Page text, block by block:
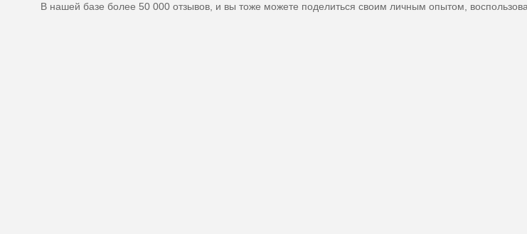
В нашей базе более 50 000 отзывов, и вы тоже можете поделиться своим личным опытом,